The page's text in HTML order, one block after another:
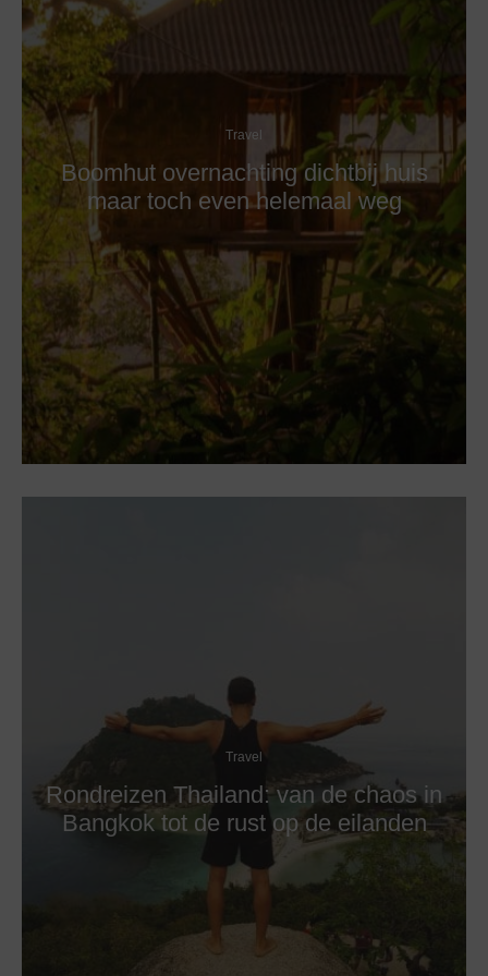
Travel
Boomhut overnachting dichtbij huis
maar toch even helemaal weg
Travel
Rondreizen Thailand: van de chaos in
Bangkok tot de rust op de eilanden